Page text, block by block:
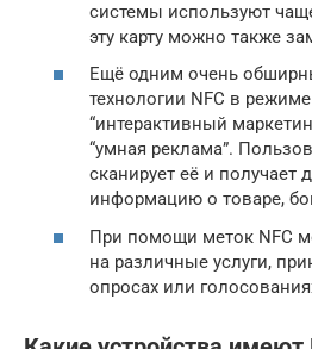
системы используют
эту карту можно также
Ещё одним очень
технологии NFC в
“интерактивный
“умная реклама”.
сканирует её и получает
информацию о товаре,
При помощи меток NFC
на различные услуги,
опросах или